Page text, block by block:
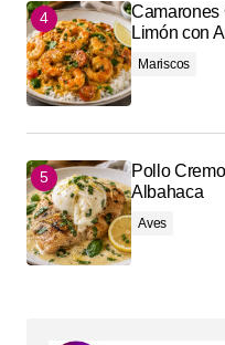
Camarones
Limón con
Mariscos
Pollo
Albahaca
Aves